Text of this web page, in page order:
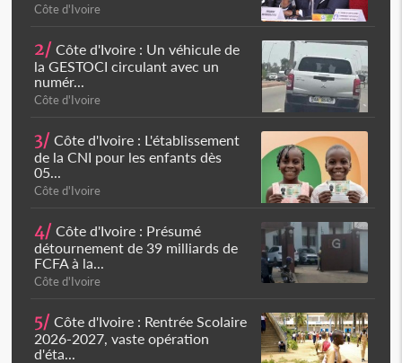
Côte d'Ivoire
2/ Côte d'Ivoire : Un véhicule de
la GESTOCI circulant avec un
numér...
Côte d'Ivoire
3/ Côte d'Ivoire : L'établissement
de la CNI pour les enfants dès
05...
Côte d'Ivoire
4/ Côte d'Ivoire : Présumé
détournement de 39 milliards de
FCFA à la...
Côte d'Ivoire
5/ Côte d'Ivoire : Rentrée Scolaire
2026-2027, vaste opération
d'éta...